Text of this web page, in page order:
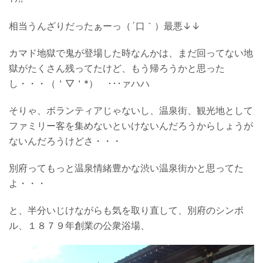
相当うんざりだったぁーっ（´口｀）最悪↓↓
カマド地獄で鬼が登場した時なんかは、まだ回ってない地
獄がたくさん残ってたけど、もう帰ろうかと思った
し・・・（＇▽＇*） ･･･ァハハ
そりゃ、ボランティアじゃないし、温泉街、観光地として
ファミリー客を集めないといけないんだろうからしょうが
ないんだろうけどさ・・・
別府ってもっと温泉情緒豊かな渋い温泉街かと思ってた
よ・・・
と、半分いじけながらも気を取り直して、別府のシンボ
ル、１８７９年創業の公衆浴場、